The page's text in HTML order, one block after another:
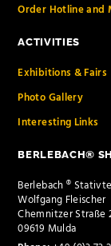
Order Hotline and
ACTIVITIES
Exhibitions & Fairs
Photo Gallery
Interesting Links
BERLEBACH®
Berlebach ®
Wolfgang Fleischer
Chemnitzer Straße
09619 Mulda